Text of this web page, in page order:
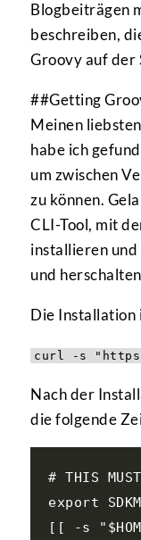
Blogbeiträgen
beschreiben,
Groovy auf der
##Getting
Meinen
habe ich
um zwischen
zu können.
CLI-Tool, mit
installieren und
und
Die Installation
curl -s
Nach der
die folgende
# THIS
export